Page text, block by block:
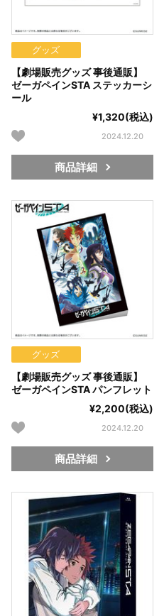
グッズ
【劇場販売グッズ 事後通販】
ゼーガペインSTA ステッカーシ
ール
¥1,320(税込)
2024.12.20
商品詳細
グッズ
【劇場販売グッズ 事後通販】
ゼーガペインSTA パンフレット
¥2,200(税込)
2024.12.20
商品詳細